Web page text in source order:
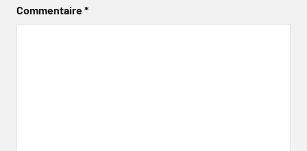
Commentaire*